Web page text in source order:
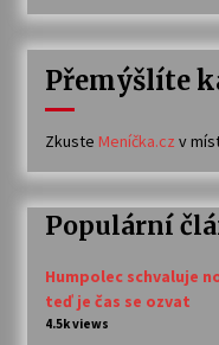
Přemýšlíte
Zkuste Meníčka.cz v
Populární
Humpolec schvaluje
teď je čas se ozvat
4.5k views